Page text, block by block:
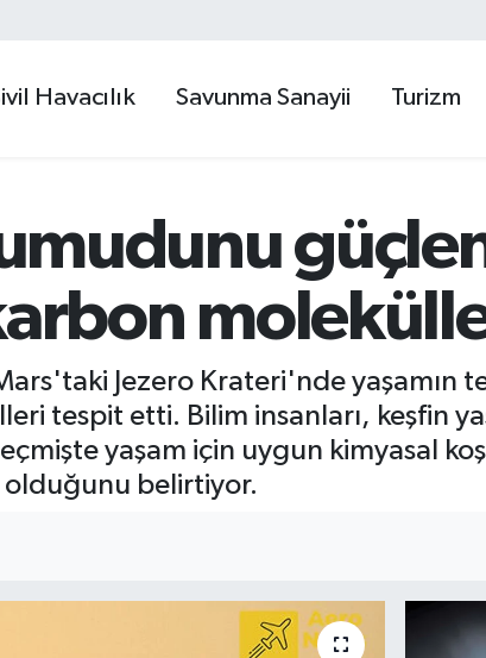
Havacılık Savunma Sanayii Turizm
Jezero Krateri'nde yaşamın
tespit etti. Bilim insanları, keşfin
yaşam için uygun kimyasal
belirtiyor.